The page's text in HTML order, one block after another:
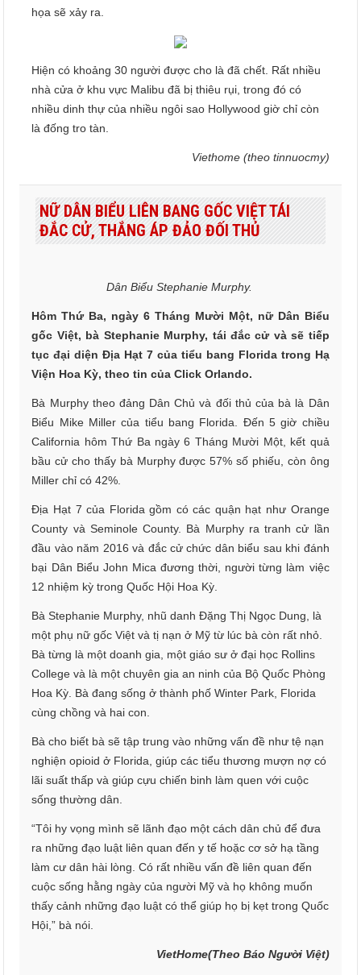
họa sẽ xảy ra.
Hiện có khoảng 30 người được cho là đã chết. Rất nhiều
nhà cửa ở khu vực Malibu đã bị thiêu rụi, trong đó có
nhiều dinh thự của nhiều ngôi sao Hollywood giờ chỉ còn
là đống tro tàn.
Viethome (theo tinnuocmy)
NỮ DÂN BIỂU LIÊN BANG GỐC VIỆT TÁI
ĐẮC CỬ, THẮNG ÁP ĐẢO ĐỐI THỦ
Dân Biểu Stephanie Murphy.
Hôm Thứ Ba, ngày 6 Tháng Mười Một, nữ Dân Biểu
gốc Việt, bà Stephanie Murphy, tái đắc cử và sẽ tiếp
tục đại diện Địa Hạt 7 của tiểu bang Florida trong Hạ
Viện Hoa Kỳ, theo tin của Click Orlando.
Bà Murphy theo đảng Dân Chủ và đối thủ của bà là Dân
Biểu Mike Miller của tiểu bang Florida. Đến 5 giờ chiều
California hôm Thứ Ba ngày 6 Tháng Mười Một, kết quả
bầu cử cho thấy bà Murphy được 57% số phiếu, còn ông
Miller chỉ có 42%.
Địa Hạt 7 của Florida gồm có các quận hạt như Orange
County và Seminole County. Bà Murphy ra tranh cử lần
đầu vào năm 2016 và đắc cử chức dân biểu sau khi đánh
bại Dân Biểu John Mica đương thời, người từng làm việc
12 nhiệm kỳ trong Quốc Hội Hoa Kỳ.
Bà Stephanie Murphy, nhũ danh Đặng Thị Ngọc Dung, là
một phụ nữ gốc Việt và tị nạn ở Mỹ từ lúc bà còn rất nhỏ.
Bà từng là một doanh gia, một giáo sư ở đại học Rollins
College và là một chuyên gia an ninh của Bộ Quốc Phòng
Hoa Kỳ. Bà đang sống ở thành phố Winter Park, Florida
cùng chồng và hai con.
Bà cho biết bà sẽ tập trung vào những vấn đề như tệ nạn
nghiện opioid ở Florida, giúp các tiểu thương mượn nợ có
lãi suất thấp và giúp cựu chiến binh làm quen với cuộc
sống thường dân.
“Tôi hy vọng mình sẽ lãnh đạo một cách dân chủ để đưa
ra những đạo luật liên quan đến y tế hoặc cơ sở hạ tầng
làm cư dân hài lòng. Có rất nhiều vấn đề liên quan đến
cuộc sống hằng ngày của người Mỹ và họ không muốn
thấy cảnh những đạo luật có thể giúp họ bị kẹt trong Quốc
Hội,” bà nói.
VietHome(Theo Báo Người Việt)